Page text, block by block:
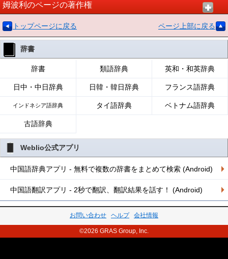
姆波利のページの著作権
トップページに戻る ページ上部に戻る
辞書
辞書 類語辞典 英和・和英辞典
日中・中日辞典 日韓・韓日辞典 フランス語辞典
インドネシア語辞典 タイ語辞典 ベトナム語辞典
古語辞典
Weblio公式アプリ
中国語辞典アプリ - 無料で複数の辞書をまとめて検索 (Android)
中国語翻訳アプリ - 2秒で翻訳、翻訳結果を話す！ (Android)
お問い合わせ ヘルプ 会社情報
©2026 GRAS Group, Inc.